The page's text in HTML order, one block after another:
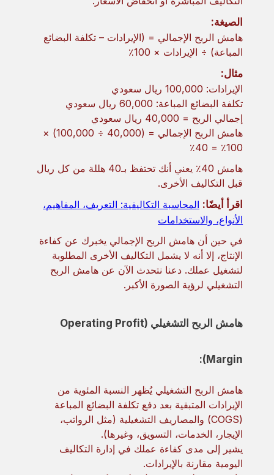
الصيغة:
هامش الربح الإجمالي = (الإيرادات – تكلفة البضائع
المباعة) ÷ الإيرادات × 100٪
مثال:
الإيرادات: 100,000 ريال سعودي
تكلفة البضائع المباعة: 60,000 ريال سعودي
إجمالي الربح = 40,000 ريال سعودي
هامش الربح الإجمالي = (40,000 ÷ 100,000) ×
100٪ = 40٪
هامش 40٪ يعني أنك تحتفظ بـ40 هللة من كل ريال
قبل التكاليف الأخرى.
اقرأ أيضًا: المحاسبة التكاليفية: التعريف، المفاهيم،
الأنواع، والاستخدامات
في حين أن هامش الربح الإجمالي يخبرك عن كفاءة
الإنتاج، إلا أنه لا يشمل التكاليف الأخرى المطلوبة
لتشغيل عملك. دعنا نتحدث الآن عن هامش الربح
التشغيلي لرؤية الصورة الأكبر.
هامش الربح التشغيلي (Operating Profit
Margin):
هامش الربح التشغيلي يُظهر النسبة المئوية من
الإيرادات المتبقية بعد دفع تكلفة البضائع المباعة
(COGS) والمصاريف التشغيلية (مثل الرواتب،
الإيجار، الخدمات، التسويق، وغيرها).
يشير إلى مدى كفاءة عملك في إدارة التكاليف
اليومية مقارنة بالإيرادات.